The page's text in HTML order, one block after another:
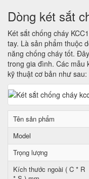
Dòng két sắt
Két sắt chống cháy
tay. Là sản phẩm thuộc
năng chống cháy tốt.
trong gia đình. Các mẫu
kỹ thuật cơ bản như sau:
Tên sản phẩm
Model
Trọng lượng
Kích thước ngoài ( C * R